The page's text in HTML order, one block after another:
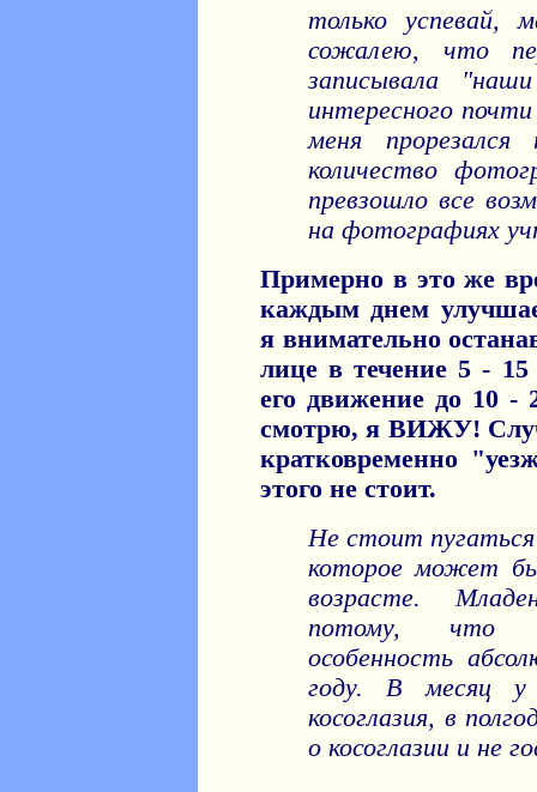
только успевай,
сожалею, что
записывала
интересного
меня
количество
превзошло все
на фотографиях
Примерно в это же
каждым днем
я внимательно
лице в течение 5 - 15
его движение до 10 -
смотрю, я ВИЖУ!
кратковременно
этого не стоит.
Не стоит пугаться
которое может
возрасте.
потому, что
особенность
году. В месяц у
косоглазия, в
о косоглазии и не